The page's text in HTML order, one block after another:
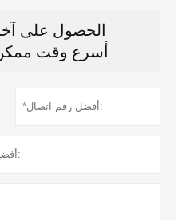
الحصول على
أسرع وقت ممكن